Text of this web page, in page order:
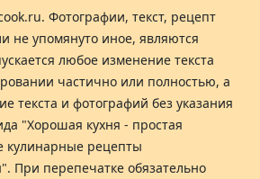
Фотографии, текст, рецепт
не упомянуто иное, являются
любое изменение текста
частично или полностью, а
текста и фотографий без указания
"Хорошая кухня - простая
кулинарные рецепты
При перепечатке обязательно